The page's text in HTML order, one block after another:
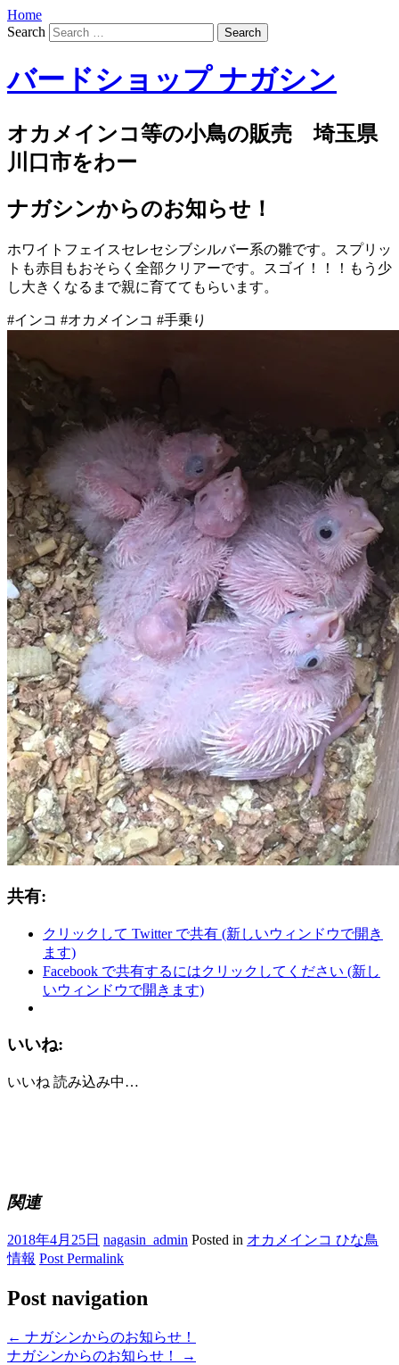
Home
Search
バードショップ ナガシン
オカメインコ等の小鳥の販売 埼玉県
川口市をわー
ナガシンからのお知らせ！
ホワイトフェイスセレセシブシルバー系の雛です。スプリッ
トも赤目もおそらく全部クリアーです。スゴイ！！！もう少
し大きくなるまで親に育ててもらいます。
#インコ #オカメインコ #手乗り
共有:
クリックして Twitter で共有 (新しいウィンドウで開き
ます)
Facebook で共有するにはクリックしてください (新し
いウィンドウで開きます)
いいね:
いいね 読み込み中…
関連
2018年4月25日 nagasin_admin Posted in オカメインコ ひな鳥
情報 Post Permalink
Post navigation
← ナガシンからのお知らせ！
ナガシンからのお知らせ！
→